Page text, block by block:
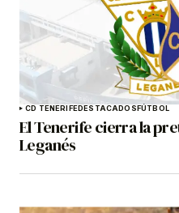
CD TENERIFEDESTACADOS FÚTBOL
El Tenerife cierra la
Leganés